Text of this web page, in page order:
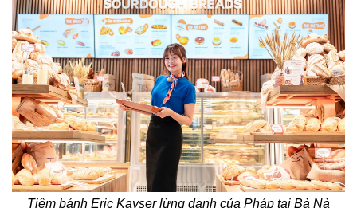
Tiệm bánh Eric Kayser lừng danh của Pháp tại Bà Nà